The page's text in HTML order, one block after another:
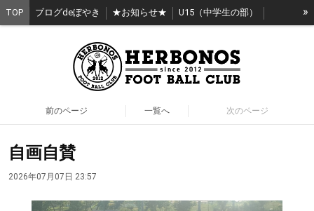
TOP ブログdeぼやき ★お知らせ★ U15（中学生の部）
エルボノス日高スクール HERBONOS（社会人）
HERBONOS_O40（40歳以上）
»
前のページ 一覧へ 次のページ
自画自賛
2026年07月07日 23:57